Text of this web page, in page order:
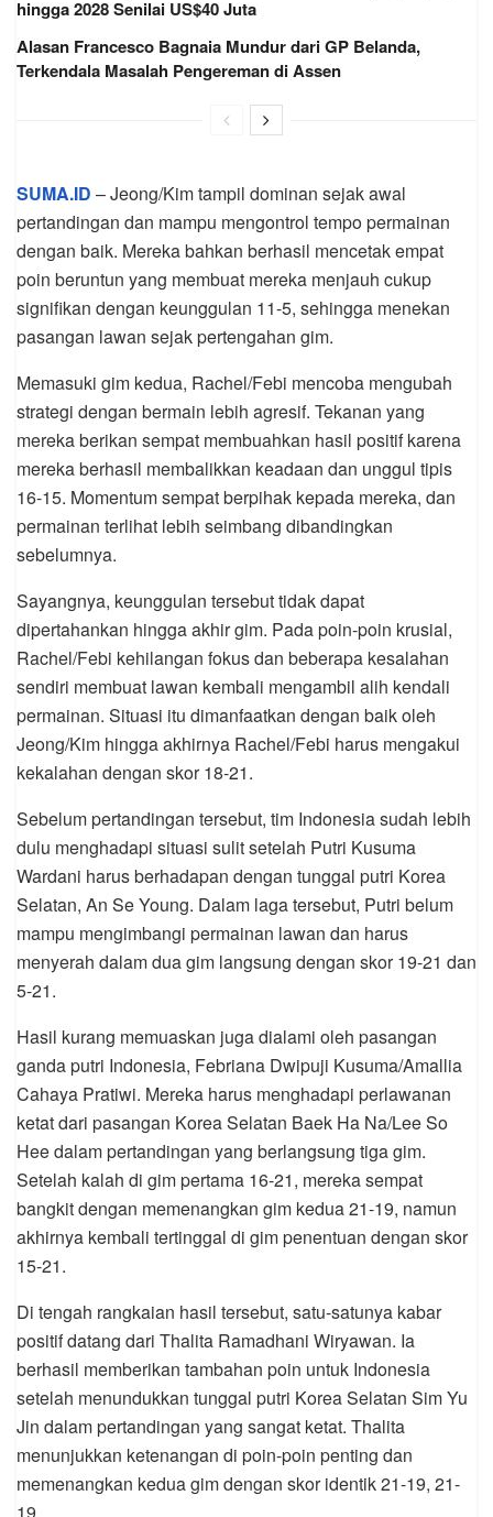
hingga 2028 Senilai US$40 Juta
Alasan Francesco Bagnaia Mundur dari GP Belanda,
Terkendala Masalah Pengereman di Assen
SUMA.ID – Jeong/Kim tampil dominan sejak awal
pertandingan dan mampu mengontrol tempo permainan
dengan baik. Mereka bahkan berhasil mencetak empat
poin beruntun yang membuat mereka menjauh cukup
signifikan dengan keunggulan 11-5, sehingga menekan
pasangan lawan sejak pertengahan gim.
Memasuki gim kedua, Rachel/Febi mencoba mengubah
strategi dengan bermain lebih agresif. Tekanan yang
mereka berikan sempat membuahkan hasil positif karena
mereka berhasil membalikkan keadaan dan unggul tipis
16-15. Momentum sempat berpihak kepada mereka, dan
permainan terlihat lebih seimbang dibandingkan
sebelumnya.
Sayangnya, keunggulan tersebut tidak dapat
dipertahankan hingga akhir gim. Pada poin-poin krusial,
Rachel/Febi kehilangan fokus dan beberapa kesalahan
sendiri membuat lawan kembali mengambil alih kendali
permainan. Situasi itu dimanfaatkan dengan baik oleh
Jeong/Kim hingga akhirnya Rachel/Febi harus mengakui
kekalahan dengan skor 18-21.
Sebelum pertandingan tersebut, tim Indonesia sudah lebih
dulu menghadapi situasi sulit setelah Putri Kusuma
Wardani harus berhadapan dengan tunggal putri Korea
Selatan, An Se Young. Dalam laga tersebut, Putri belum
mampu mengimbangi permainan lawan dan harus
menyerah dalam dua gim langsung dengan skor 19-21 dan
5-21.
Hasil kurang memuaskan juga dialami oleh pasangan
ganda putri Indonesia, Febriana Dwipuji Kusuma/Amallia
Cahaya Pratiwi. Mereka harus menghadapi perlawanan
ketat dari pasangan Korea Selatan Baek Ha Na/Lee So
Hee dalam pertandingan yang berlangsung tiga gim.
Setelah kalah di gim pertama 16-21, mereka sempat
bangkit dengan memenangkan gim kedua 21-19, namun
akhirnya kembali tertinggal di gim penentuan dengan skor
15-21.
Di tengah rangkaian hasil tersebut, satu-satunya kabar
positif datang dari Thalita Ramadhani Wiryawan. Ia
berhasil memberikan tambahan poin untuk Indonesia
setelah menundukkan tunggal putri Korea Selatan Sim Yu
Jin dalam pertandingan yang sangat ketat. Thalita
menunjukkan ketenangan di poin-poin penting dan
memenangkan kedua gim dengan skor identik 21-19, 21-